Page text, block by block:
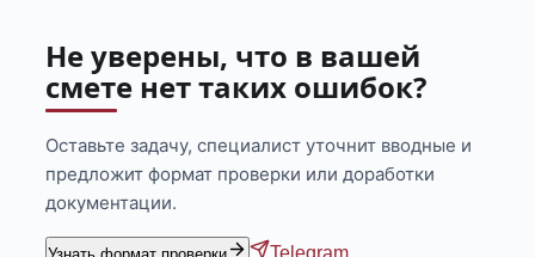
Не уверены, что в вашей
смете нет таких ошибок?
Оставьте задачу, специалист уточнит вводные и
предложит формат проверки или доработки
документации.